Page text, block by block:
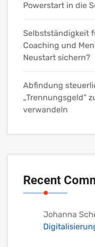
Powerstart in die
Selbstständigkeit
Coaching und
Neustart sichern?
Abfindung
„Trennungsgeld“
verwandeln
Recent
Johanna